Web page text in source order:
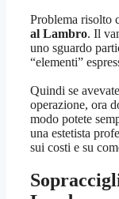
Problema risolto
al Lambro. Il
uno sguardo
“elementi”
Quindi se
operazione, ora
modo potete
una estetista
sui costi e su